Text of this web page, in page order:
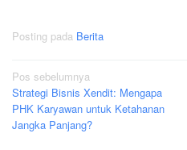
Posting pada Berita
Navigasi
pos
Pos sebelumnya
Strategi Bisnis Xendit: Mengapa
PHK Karyawan untuk Ketahanan
Jangka Panjang?